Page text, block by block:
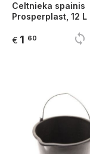
Celtnieka spainis
Prosperplast, 12 L
€ 1 60 sync